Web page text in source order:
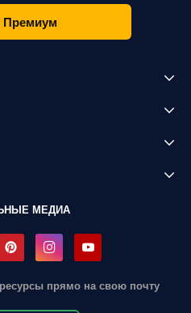
Премиум
МЕДИА
прямо на свою почту